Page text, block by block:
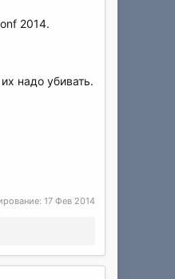
2014.
надо убивать.
17 Фев 2014